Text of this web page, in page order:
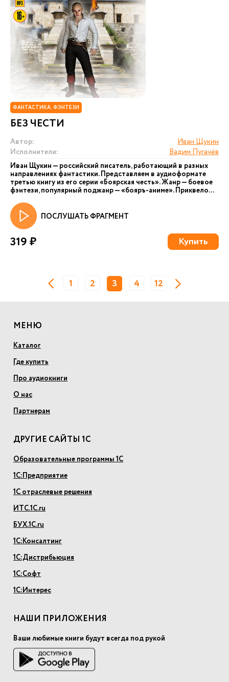
ФАНТАСТИКА. ФЭНТЕЗИ
БЕЗ ЧЕСТИ
Автор:
Иван Щукин
Исполнители:
Вадим Пугачёв
Иван Щукин — российский писатель, работающий в разных
направлениях фантастики. Представляем в аудиоформате
третью книгу из его серии «Боярская честь». Жанр — боевое
фэнтези, популярный поджанр — «бояръ-аниме». Приквело...
ПОСЛУШАТЬ ФРАГМЕНТ
319 ₽ Купить
1 2 3 4 12
МЕНЮ
Каталог
Где купить
Про аудиокниги
О нас
Партнерам
ДРУГИЕ САЙТЫ 1С
Образовательные программы 1С
1С:Предприятие
1С отраслевые решения
ИТС.1С.ru
БУХ.1С.ru
1С:Консалтинг
1С:Дистрибьюция
1С:Софт
1С:Интерес
НАШИ ПРИЛОЖЕНИЯ
Ваши любимые книги будут всегда под рукой